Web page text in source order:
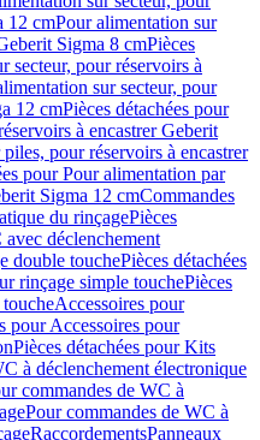
12 cmPour alimentation sur
Sigma 8 cmPièces
secteur, pour réservoirs à
sur secteur, pour
12 cmPièces détachées pour
à encastrer Geberit
pour réservoirs à encastrer
pour Pour alimentation par
Sigma 12 cmCommandes
du rinçagePièces
déclenchement
double touchePièces détachées
rinçage simple touchePièces
Accessoires pour
pour Accessoires pour
Pièces détachées pour Kits
à déclenchement électronique
commandes de WC à
Pour commandes de WC à
RaccordementsPanneaux